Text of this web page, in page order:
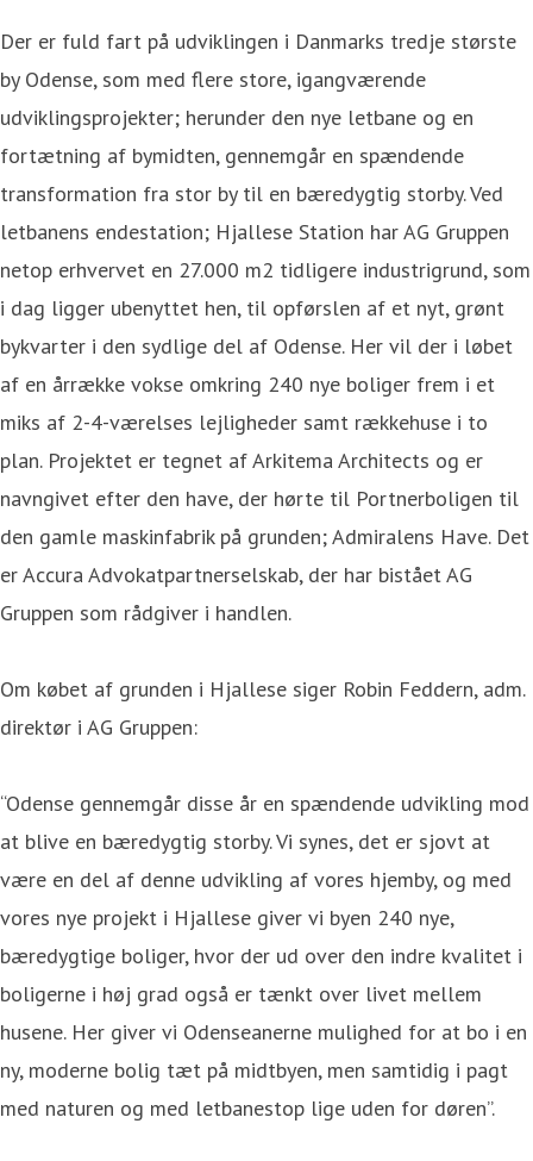
Der er fuld fart på udviklingen i Danmarks tredje største
by Odense, som med flere store, igangværende
udviklingsprojekter; herunder den nye letbane og en
fortætning af bymidten, gennemgår en spændende
transformation fra stor by til en bæredygtig storby. Ved
letbanens endestation; Hjallese Station har AG Gruppen
netop erhvervet en 27.000 m2 tidligere industrigrund, som
i dag ligger ubenyttet hen, til opførslen af et nyt, grønt
bykvarter i den sydlige del af Odense. Her vil der i løbet
af en årrække vokse omkring 240 nye boliger frem i et
miks af 2-4-værelses lejligheder samt rækkehuse i to
plan. Projektet er tegnet af Arkitema Architects og er
navngivet efter den have, der hørte til Portnerboligen til
den gamle maskinfabrik på grunden; Admiralens Have. Det
er Accura Advokatpartnerselskab, der har bistået AG
Gruppen som rådgiver i handlen.
Om købet af grunden i Hjallese siger Robin Feddern, adm.
direktør i AG Gruppen:
“Odense gennemgår disse år en spændende udvikling mod
at blive en bæredygtig storby. Vi synes, det er sjovt at
være en del af denne udvikling af vores hjemby, og med
vores nye projekt i Hjallese giver vi byen 240 nye,
bæredygtige boliger, hvor der ud over den indre kvalitet i
boligerne i høj grad også er tænkt over livet mellem
husene. Her giver vi Odenseanerne mulighed for at bo i en
ny, moderne bolig tæt på midtbyen, men samtidig i pagt
med naturen og med letbanestop lige uden for døren”.